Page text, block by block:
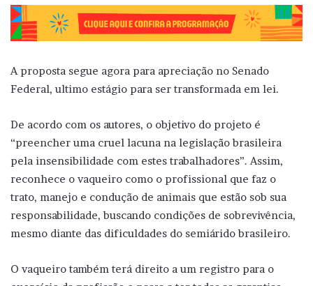
A proposta segue agora para apreciação no Senado
Federal, ultimo estágio para ser transformada em lei.
De acordo com os autores, o objetivo do projeto é
“preencher uma cruel lacuna na legislação brasileira
pela insensibilidade com estes trabalhadores”. Assim,
reconhece o vaqueiro como o profissional que faz o
trato, manejo e condução de animais que estão sob sua
responsabilidade, buscando condições de sobrevivência,
mesmo diante das dificuldades do semiárido brasileiro.
O vaqueiro também terá direito a um registro para o